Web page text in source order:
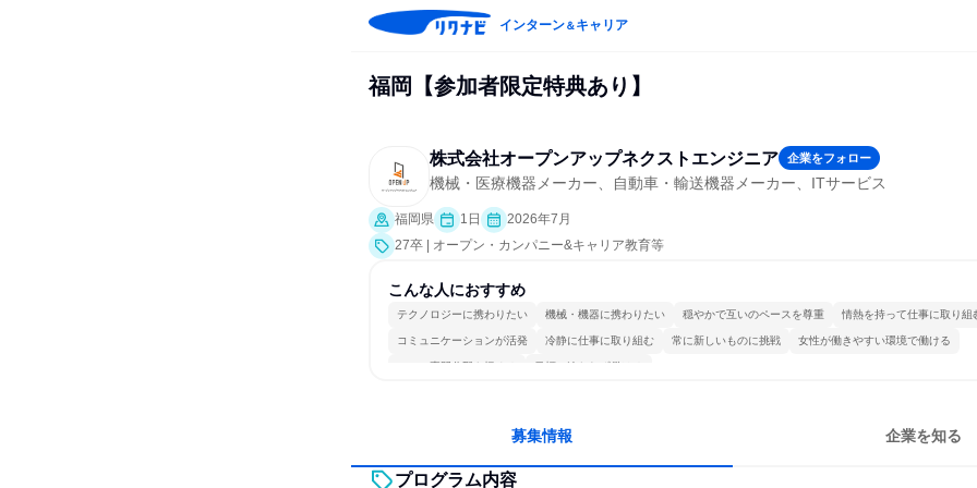
インターン＆キャリア
福岡【参加者限定特典あり】
株式会社オープンアップネクストエンジニア 企業をフォロー
機械・医療機器メーカー、自動車・輸送機器メーカー、ITサービス
福岡県 1日
2026年7月
27卒 | オープン・カンパニー&キャリア教育等
こんな人におすすめ
テクノロジーに携わりたい 機械・機器に携わりたい 穏やかで互いのペースを尊重 情熱を持って仕事に取り組
コミュニケーションが活発 冷静に仕事に取り組む 常に新しいものに挑戦 女性が働きやすい環境で働ける
一つの専門分野を極める 目標に追われず働ける
募集情報 企業を知る
プログラム内容